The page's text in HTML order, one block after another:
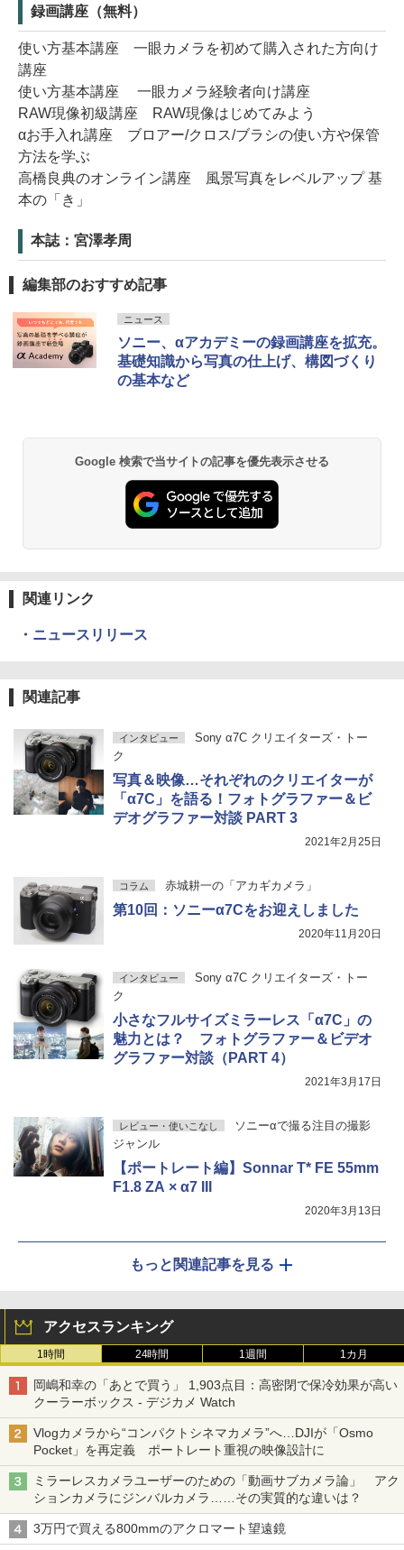
録画講座（無料）
使い方基本講座 一眼カメラを初めて購入された方向け
講座
使い方基本講座 一眼カメラ経験者向け講座
RAW現像初級講座 RAW現像はじめてみよう
αお手入れ講座 ブロアー/クロス/ブラシの使い方や保管
方法を学ぶ
高橋良典のオンライン講座 風景写真をレベルアップ 基
本の「き」
本誌：宮澤孝周
編集部のおすすめ記事
ニュース
ソニー、αアカデミーの録画講座を拡充。
基礎知識から写真の仕上げ、構図づくり
の基本など
Google 検索で当サイトの記事を優先表示させる
関連リンク
・ニュースリリース
関連記事
インタビュー
Sony α7C クリエイターズ・トー
ク
写真＆映像…それぞれのクリエイターが
「α7C」を語る！フォトグラファー＆ビ
デオグラファー対談 PART 3
2021年2月25日
コラム 赤城耕一の「アカギカメラ」
第10回：ソニーα7Cをお迎えしました
2020年11月20日
インタビュー
Sony α7C クリエイターズ・トー
ク
小さなフルサイズミラーレス「α7C」の
魅力とは？ フォトグラファー＆ビデオ
グラファー対談（PART 4）
2021年3月17日
レビュー・使いこなし
ソニーαで撮る注目の撮影
ジャンル
【ポートレート編】Sonnar T* FE 55mm
F1.8 ZA × α7 III
2020年3月13日
もっと関連記事を見る
アクセスランキング
1時間 24時間 1週間 1カ月
岡嶋和幸の「あとで買う」 1,903点目：高密閉で保冷効果が高い
クーラーボックス - デジカメ Watch
Vlogカメラから“コンパクトシネマカメラ”へ…DJIが「Osmo
Pocket」を再定義 ポートレート重視の映像設計に
ミラーレスカメラユーザーのための「動画サブカメラ論」 アク
ションカメラにジンバルカメラ……その実質的な違いは？
3万円で買える800mmのアクロマート望遠鏡